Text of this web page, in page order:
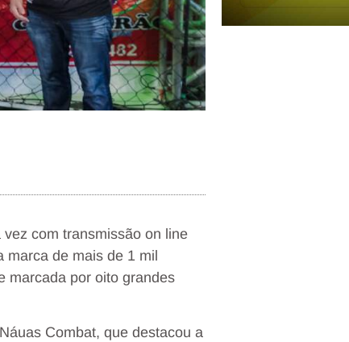
com transmissão on line
marca de mais de 1 mil
marcada por oito grandes
Combat, que destacou a